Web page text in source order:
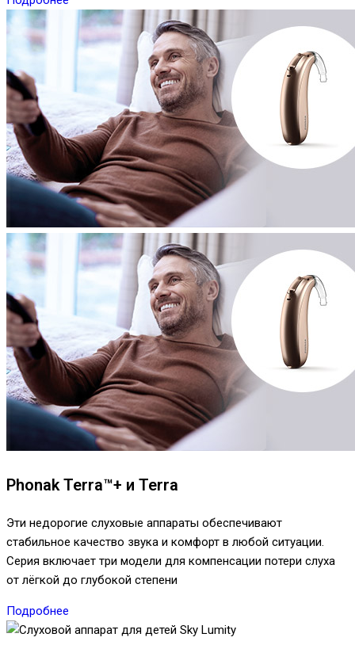
Phonak Terra™+ и Terra
Эти недорогие слуховые аппараты обеспечивают
стабильное качество звука и комфорт в любой ситуации.
Серия включает три модели для компенсации потери слуха
от лёгкой до глубокой степени
Подробнее